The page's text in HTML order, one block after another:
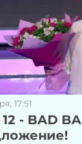
17:51
- BAD